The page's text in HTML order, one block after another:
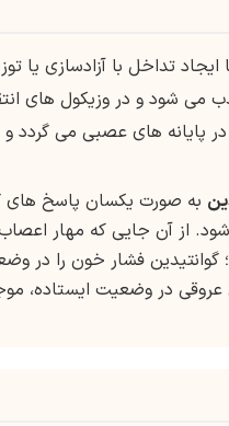
تداخل با آزادسازی یا
می شود و در وزیکول های
پایانه های عصبی می گردد و
به صورت یکسان پاسخ های
از آن جایی که مهار
فشار خون را در
عروقی در وضعیت ایستاده،